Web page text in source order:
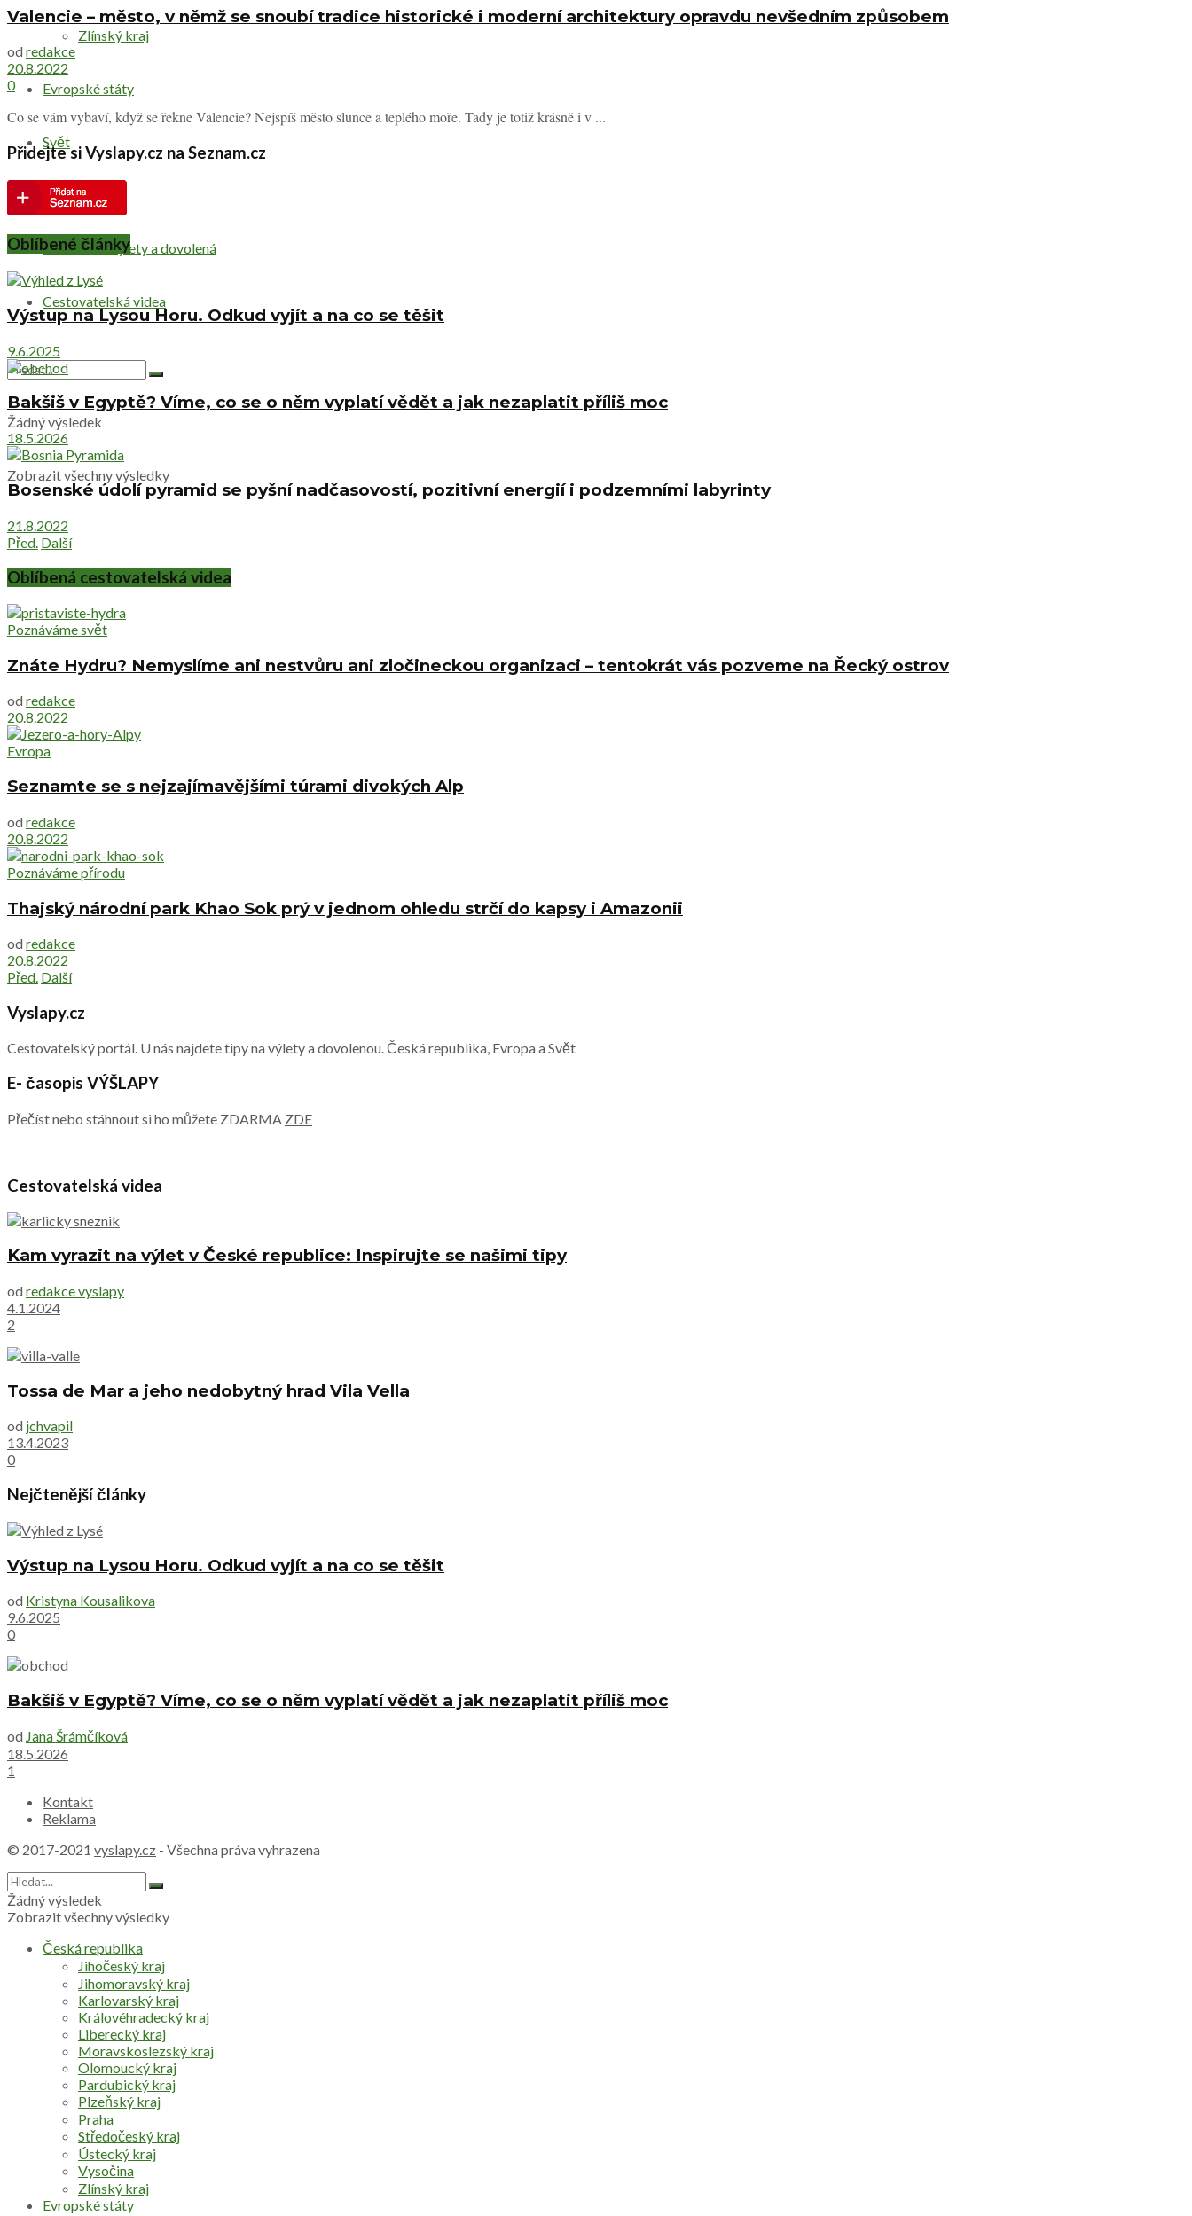
Zlínský kraj
Evropské státy
Svět
Druhy výletů
Netradiční výlety a dovolená
Cestovatelská videa
Žádný výsledek
Zobrazit všechny výsledky
Valencie – město, v němž se snoubí tradice historické i moderní architektury opravdu nevšedním způsobem
od redakce
20.8.2022
0
Co se vám vybaví, když se řekne Valencie? Nejspíš město slunce a teplého moře. Tady je totiž krásně i v ...
Přidejte si Vyslapy.cz na Seznam.cz
Oblíbené články
Výstup na Lysou Horu. Odkud vyjít a na co se těšit
9.6.2025
Bakšiš v Egyptě? Víme, co se o něm vyplatí vědět a jak nezaplatit příliš moc
18.5.2026
Bosenské údolí pyramid se pyšní nadčasovostí, pozitivní energií i podzemními labyrinty
21.8.2022
Před. Další
Oblíbená cestovatelská videa
Poznáváme svět
Znáte Hydru? Nemyslíme ani nestvůru ani zločineckou organizaci – tentokrát vás pozveme na Řecký ostrov
od redakce
20.8.2022
Evropa
Seznamte se s nejzajímavějšími túrami divokých Alp
od redakce
20.8.2022
Poznáváme přírodu
Thajský národní park Khao Sok prý v jednom ohledu strčí do kapsy i Amazonii
od redakce
20.8.2022
Před. Další
Vyslapy.cz
Cestovatelský portál. U nás najdete tipy na výlety a dovolenou. Česká republika, Evropa a Svět
E- časopis VÝŠLAPY
Přečíst nebo stáhnout si ho můžete ZDARMA ZDE
Cestovatelská videa
Kam vyrazit na výlet v České republice: Inspirujte se našimi tipy
od redakce vyslapy
4.1.2024
2
Tossa de Mar a jeho nedobytný hrad Vila Vella
od jchvapil
13.4.2023
0
Nejčtenější články
Výstup na Lysou Horu. Odkud vyjít a na co se těšit
od Kristyna Kousalikova
9.6.2025
0
Bakšiš v Egyptě? Víme, co se o něm vyplatí vědět a jak nezaplatit příliš moc
od Jana Šrámčíková
18.5.2026
1
Kontakt
Reklama
© 2017-2021 vyslapy.cz - Všechna práva vyhrazena
Žádný výsledek
Zobrazit všechny výsledky
Česká republika
Jihočeský kraj
Jihomoravský kraj
Karlovarský kraj
Královéhradecký kraj
Liberecký kraj
Moravskoslezský kraj
Olomoucký kraj
Pardubický kraj
Plzeňský kraj
Praha
Středočeský kraj
Ústecký kraj
Vysočina
Zlínský kraj
Evropské státy